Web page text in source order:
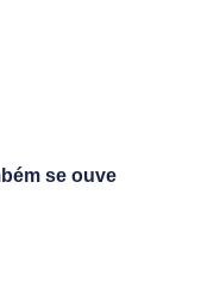
se ouve